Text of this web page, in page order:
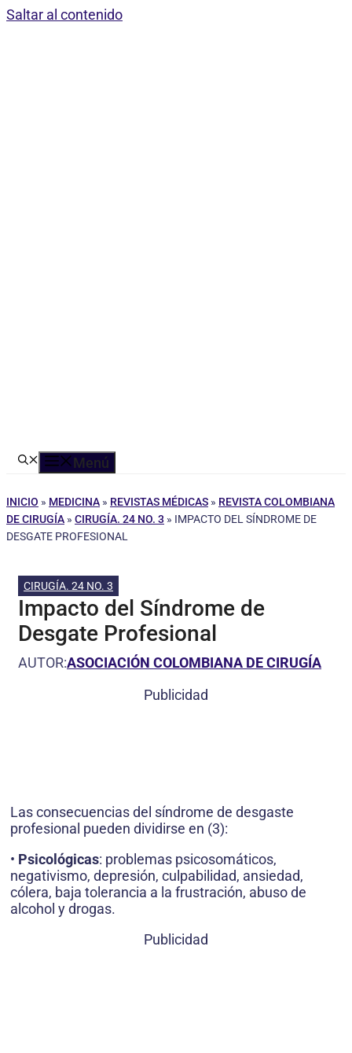
Saltar al contenido
Menú
INICIO » MEDICINA » REVISTAS MÉDICAS » REVISTA COLOMBIANA
DE CIRUGÍA » CIRUGÍA. 24 NO. 3 » IMPACTO DEL SÍNDROME DE
DESGATE PROFESIONAL
CIRUGÍA. 24 NO. 3
Impacto del Síndrome de
Desgate Profesional
AUTOR:ASOCIACIÓN COLOMBIANA DE CIRUGÍA
Publicidad
Las consecuencias del síndrome de desgaste
profesional pueden dividirse en (3):
• Psicológicas: problemas psicosomáticos,
negativismo, depresión, culpabilidad, ansiedad,
cólera, baja tolerancia a la frustración, abuso de
alcohol y drogas.
Publicidad